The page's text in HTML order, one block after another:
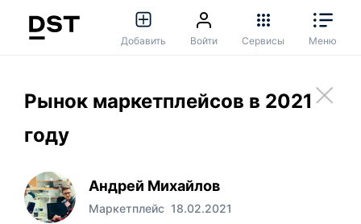
Добавить Войти Сервисы Меню
Рынок маркетплейсов в 2021
году
Андрей Михайлов
Маркетплейс 18.02.2021